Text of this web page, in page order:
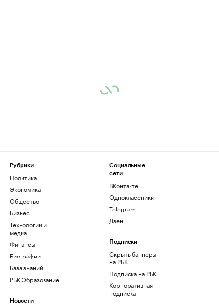
Рубрики
Политика
Экономика
Общество
Бизнес
Технологии и
медиа
Финансы
Биографии
База знаний
РБК Образование
Новости
Социальные
сети
ВКонтакте
Одноклассники
Telegram
Дзен
Подписки
Скрыть баннеры
на РБК
Подписка на РБК
Корпоративная
подписка